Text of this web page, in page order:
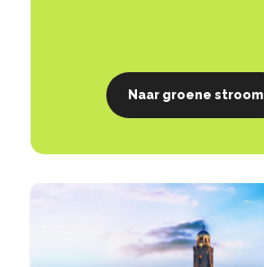
Naar groene stroom